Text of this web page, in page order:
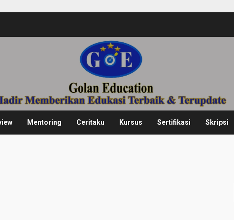
Mentoring Ceritaku Kursus Sertifikasi Skripsi